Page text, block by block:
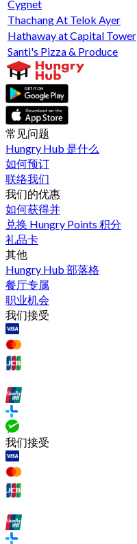
Cygnet
Thachang At Telok Ayer
Hathaway at Capital Tower
Santi's Pizza & Produce
常见问题
Hungry Hub 是什么
如何预订
联络我们
我们的优惠
如何获得并
兑换 Hungry Points 积分
礼品卡
其他
Hungry Hub 部落格
餐厅专属
职业机会
我们接受
我们接受